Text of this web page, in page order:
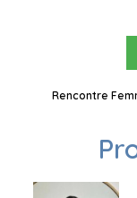
Rencontre